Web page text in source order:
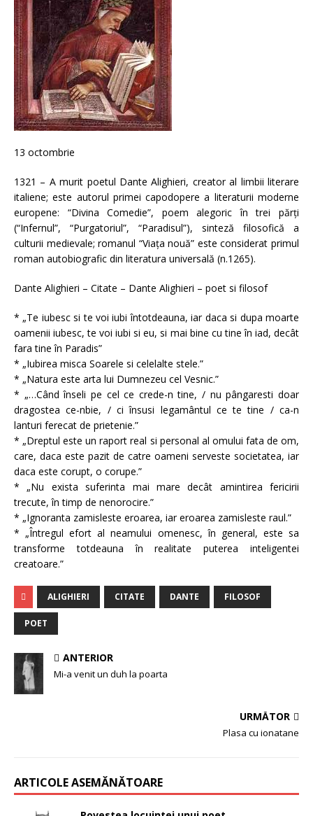
13 octombrie
1321 – A murit poetul Dante Alighieri, creator al limbii literare
italiene; este autorul primei capodopere a literaturii moderne
europene: “Divina Comedie”, poem alegoric în trei părţi
(“Infernul”, “Purgatoriul”, “Paradisul”), sinteză filosofică a
culturii medievale; romanul “Viaţa nouă” este considerat primul
roman autobiografic din literatura universală (n.1265).
Dante Alighieri – Citate – Dante Alighieri – poet si filosof
* „Te iubesc si te voi iubi întotdeauna, iar daca si dupa moarte
oamenii iubesc, te voi iubi si eu, si mai bine cu tine în iad, decât
fara tine în Paradis”
* „Iubirea misca Soarele si celelalte stele.”
* „Natura este arta lui Dumnezeu cel Vesnic.”
* „…Când înseli pe cel ce crede-n tine, / nu pângaresti doar
dragostea ce-nbie, / ci însusi legamântul ce te tine / ca-n
lanturi ferecat de prietenie.”
* „Dreptul este un raport real si personal al omului fata de om,
care, daca este pazit de catre oameni serveste societatea, iar
daca este corupt, o corupe.”
* „Nu exista suferinta mai mare decât amintirea fericirii
trecute, în timp de nenorocire.”
* „Ignoranta zamisleste eroarea, iar eroarea zamisleste raul.”
* „Întregul efort al neamului omenesc, în general, este sa
transforme totdeauna în realitate puterea inteligentei
creatoare.”
ALIGHIERI CITATE DANTE FILOSOF
POET
ANTERIOR
Mi-a venit un duh la poarta
URMĂTOR
Plasa cu ionatane
ARTICOLE ASEMĂNĂTOARE